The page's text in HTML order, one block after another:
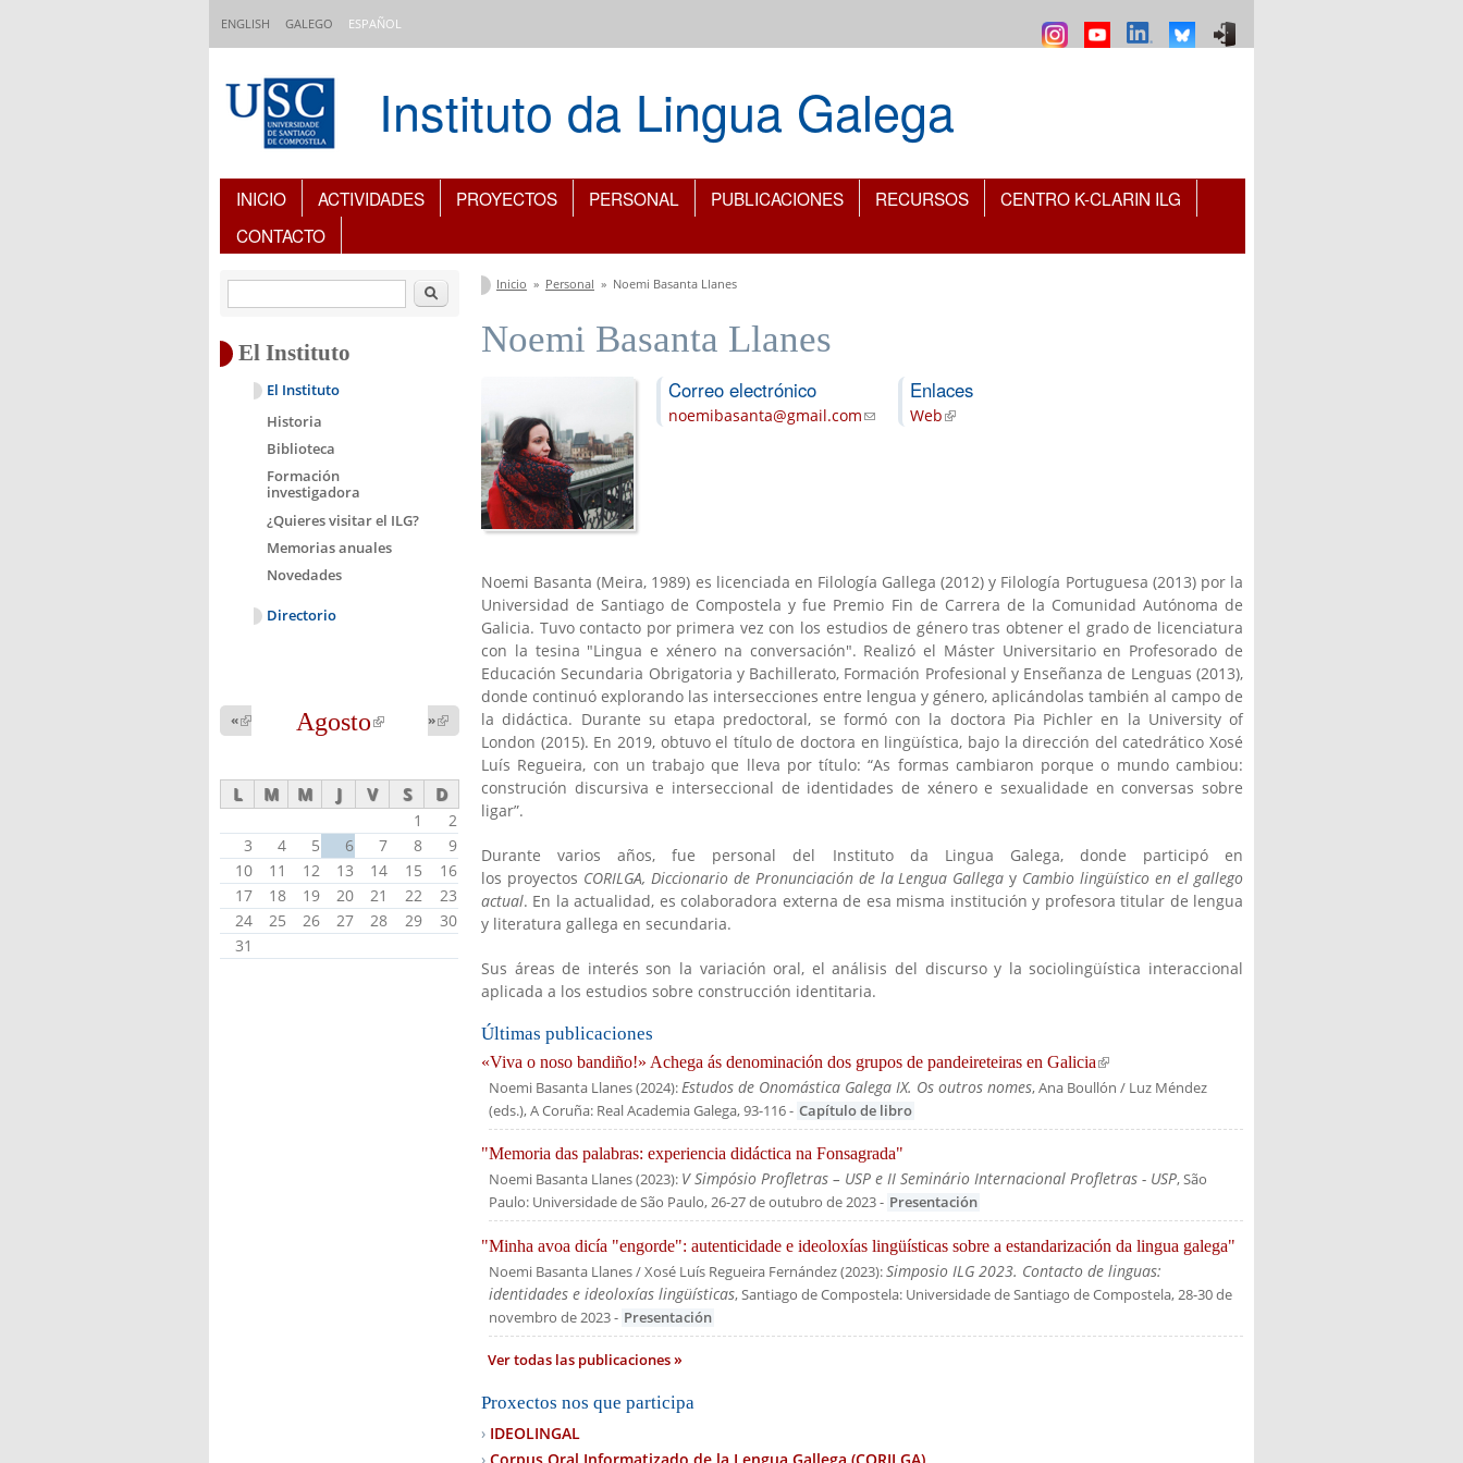
ENGLISH GALEGO ESPAÑOL
Instituto da Lingua Galega
Índice de contenidos
INICIO ACTIVIDADES PROYECTOS PERSONAL PUBLICACIONES RECURSOS
CENTRO K-CLARIN ILG
CONTACTO
Se encuentra usted aquí
Inicio » Personal » Noemi Basanta Llanes
Noemi Basanta Llanes
Correo electrónico
noemibasanta@gmail.com(link sends e-mail)
Enlaces
Web(link is external)
Noemi Basanta (Meira, 1989) es licenciada en Filología Gallega (2012) y Filología Portuguesa (2013) por la
Universidad de Santiago de Compostela y fue Premio Fin de Carrera de la Comunidad Autónoma de
Galicia. Tuvo contacto por primera vez con los estudios de género tras obtener el grado de licenciatura
con la tesina "Lingua e xénero na conversación". Realizó el Máster Universitario en Profesorado de
Educación Secundaria Obrigatoria y Bachillerato, Formación Profesional y Enseñanza de Lenguas (2013),
donde continuó explorando las intersecciones entre lengua y género, aplicándolas también al campo de
la didáctica. Durante su etapa predoctoral, se formó con la doctora Pia Pichler en la University of
London (2015). En 2019, obtuvo el título de doctora en lingüística, bajo la dirección del catedrático Xosé
Luís Regueira, con un trabajo que lleva por título: “As formas cambiaron porque o mundo cambiou:
construción discursiva e interseccional de identidades de xénero e sexualidade en conversas sobre
ligar”.
Durante varios años, fue personal del Instituto da Lingua Galega, donde participó en
los proyectos CORILGA, Diccionario de Pronunciación de la Lengua Gallegay Cambio lingüístico en el gallego
actual. En la actualidad, es colaboradora externa de esa misma institución y profesora titular de lengua
y literatura gallega en secundaria.
Sus áreas de interés son la variación oral, el análisis del discurso y la sociolingüística interaccional
aplicada a los estudios sobre construcción identitaria.
Últimas publicaciones
«Viva o noso bandiño!» Achega ás denominación dos grupos de pandeireteiras en Galicia(link is external)
Noemi Basanta Llanes(2024): Estudos de Onomástica Galega IX. Os outros nomes, Ana Boullón / Luz Méndez
(eds.), A Coruña: Real Academia Galega, 93-116- Capítulo de libro
"Memoria das palabras: experiencia didáctica na Fonsagrada"
Noemi Basanta Llanes(2023): V Simpósio Profletras – USP e II Seminário Internacional Profletras - USP, São
Paulo: Universidade de São Paulo, 26-27 de outubro de 2023- Presentación
"Minha avoa dicía "engorde": autenticidade e ideoloxías lingüísticas sobre a estandarización da lingua galega"
Noemi Basanta Llanes / Xosé Luís Regueira Fernández(2023):Simposio ILG 2023. Contacto de linguas:
identidades e ideoloxías lingüísticas, Santiago de Compostela: Universidade de Santiago de Compostela, 28-30 de
novembro de 2023- Presentación
Ver todas las publicaciones
Proxectos nos que participa
IDEOLINGAL
Buscar
El Instituto
El Instituto
Historia
Biblioteca
Formación
investigadora
¿Quieres visitar el ILG?
Memorias anuales
Novedades
Directorio
Agosto (link is
«
external)
»
(link is
external)
L M M J V S D
1
2
3
4 5 6 7 8
9
10
11 12 13 14 15
16
17
18 19 20 21 22
23
24
25 26 27 28 29
30
31